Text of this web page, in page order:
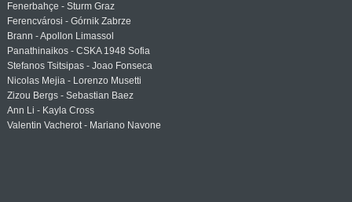
Fenerbahçe - Sturm Graz
Ferencvárosi - Górnik Zabrze
Brann - Apollon Limassol
Panathinaikos - CSKA 1948 Sofia
Stefanos Tsitsipas - Joao Fonseca
Nicolas Mejia - Lorenzo Musetti
Zizou Bergs - Sebastian Baez
Ann Li - Kayla Cross
Valentin Vacherot - Mariano Navone